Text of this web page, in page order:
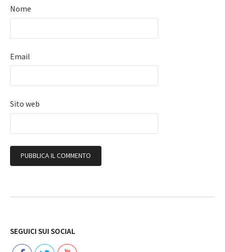
Nome
Email
Sito web
SEGUICI SUI SOCIAL